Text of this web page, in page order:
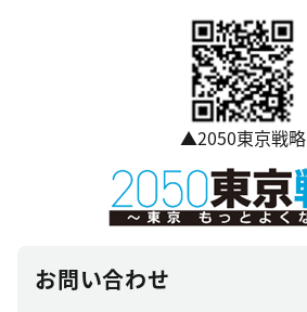
▲2050東京戦略
お問い合わせ